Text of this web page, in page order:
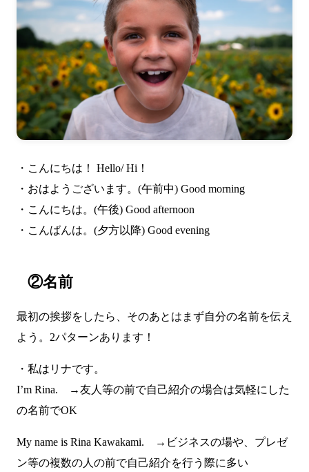
・こんにちは！ Hello/ Hi！
・おはようございます。(午前中) Good morning
・こんにちは。(午後) Good afternoon
・こんばんは。(夕方以降) Good evening
②名前
最初の挨拶をしたら、そのあとはまず自分の名前を伝え
よう。2パターンあります！
・私はリナです。
I’m Rina. →友人等の前で自己紹介の場合は気軽にした
の名前でOK
My name is Rina Kawakami. →ビジネスの場や、プレゼ
ン等の複数の人の前で自己紹介を行う際に多い